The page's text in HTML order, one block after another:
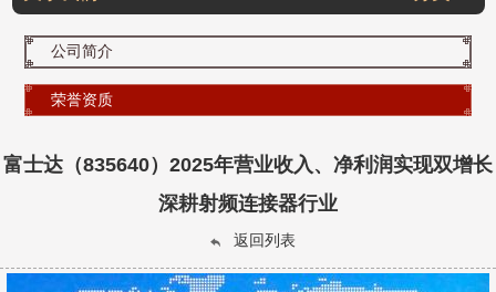
公司简介
荣誉资质
富士达（835640）2025年营业收入、净利润实现双增长
深耕射频连接器行业
返回列表